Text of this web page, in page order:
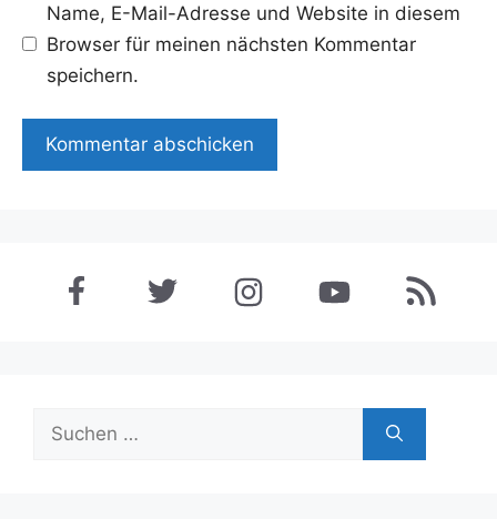
Name, E-Mail-Adresse und Website in diesem
Browser für meinen nächsten Kommentar
speichern.
Suchen